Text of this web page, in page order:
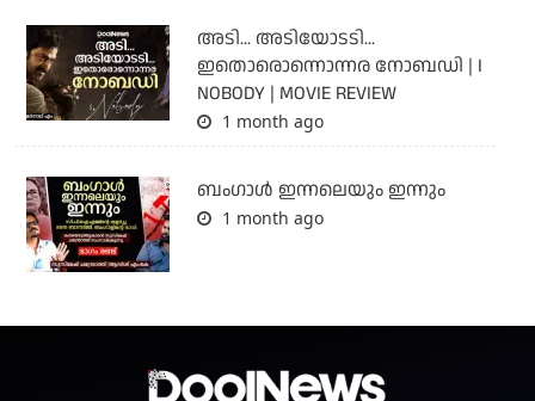
അടി... അടിയോടടി...
ഇതൊരൊന്നൊന്നര നോബഡി | I
NOBODY | MOVIE REVIEW
1 month ago
ബംഗാള്‍ ഇന്നലെയും ഇന്നും
1 month ago